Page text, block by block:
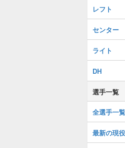
レフト
センター
ライト
DH
選手一覧
全選手一覧
最新の現